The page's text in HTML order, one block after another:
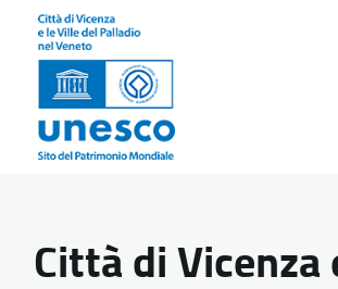
Città di Vicenza